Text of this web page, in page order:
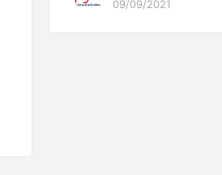
09/09/2021